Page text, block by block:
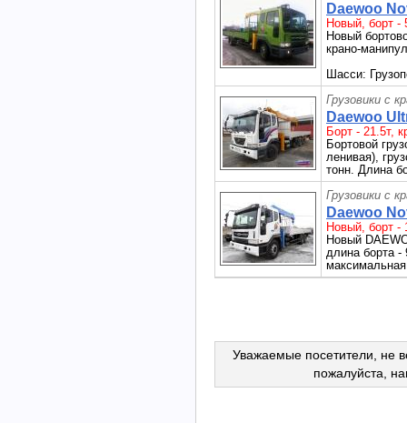
Daewoo
Новый, борт -
Новый
крано-
Шасси:
Грузовики с
Daewoo
Борт - 21.5т,
Бортовой
ленивая),
тонн. Длина
Грузовики с
Daewoo
Новый, борт -
Новый
длина борта -
Уважаемые посетители, не
пожалуйста,